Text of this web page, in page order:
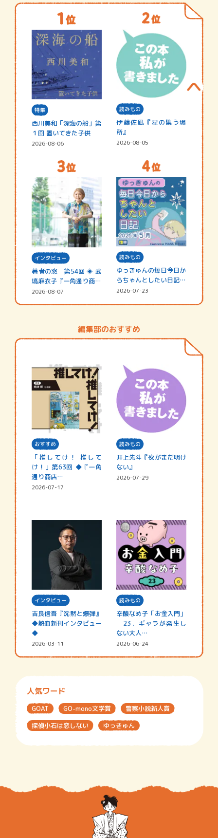
特集
西川美和「深海の船」第
１回 置いてきた子供
2026-08-06
読みもの
伊藤佐凪『星の集う場
所』
2026-08-05
インタビュー
著者の窓 第54回 ◈ 武
塙麻衣子『一角通り商店
街の…
2026-08-07
読みもの
ゆっきゅんの毎日今日か
らちゃんとしたい日記
☆202…
2026-07-23
編集部のおすすめ
おすすめ
「推してけ！ 推して
け！」第63回 ◆『一角
通り商店…
2026-07-17
読みもの
井上先斗『夜がまだ明け
ない』
2026-07-29
インタビュー
吉良信吾『沈黙と爆弾』
◆熱血新刊インタビュー
◆
2026-03-11
読みもの
辛酸なめ子「お金入門」
23．ギャラが発生し
ない大人…
2026-06-24
人気ワード
GOAT GO-mono文学賞
警察小説新人賞
探偵小石は恋しない
ゆっきゅん